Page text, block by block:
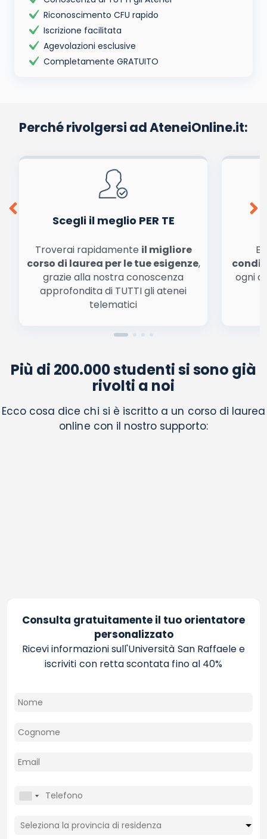
Riconoscimento CFU rapido
Iscrizione facilitata
Agevolazioni esclusive
Completamente GRATUITO
Perché rivolgersi ad AteneiOnline.it:
Scegli il meglio PER TE
Troverai rapidamente il migliore
corso di laurea per le tue esigenze,
grazie alla nostra conoscenza
approfondita di TUTTI gli atenei
telematici
ogni
Più di 200.000 studenti si sono già
rivolti a noi
Ecco cosa dice chi si è iscritto a un corso di laurea
online con il nostro supporto:
Consulta gratuitamente il tuo orientatore
personalizzato
Ricevi informazioni sull'Università San Raffaele e
iscriviti con retta scontata fino al 40%